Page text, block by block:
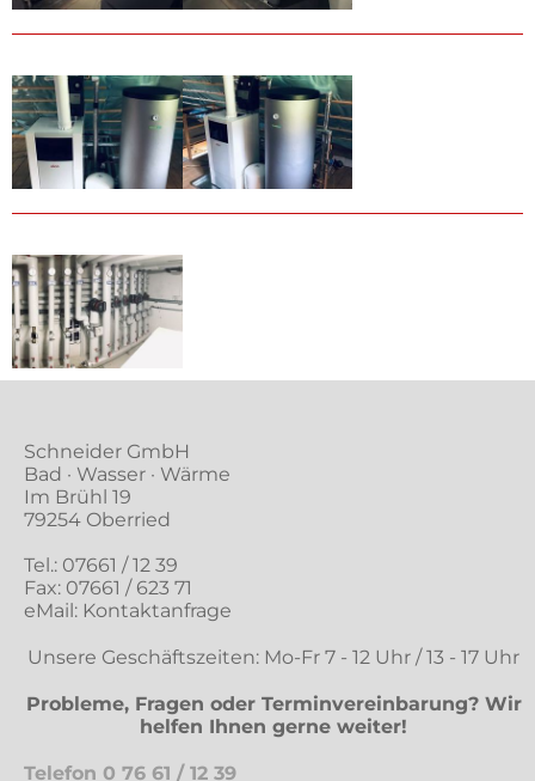
Schneider GmbH
Bad · Wasser · Wärme
Im Brühl 19
79254 Oberried
Tel.: 07661 / 12 39
Fax: 07661 / 623 71
eMail: Kontaktanfrage
Unsere Geschäftszeiten: Mo-Fr 7 - 12 Uhr / 13 - 17 Uhr
Probleme, Fragen oder Terminvereinbarung? Wir
helfen Ihnen gerne weiter!
Telefon 0 76 61 / 12 39